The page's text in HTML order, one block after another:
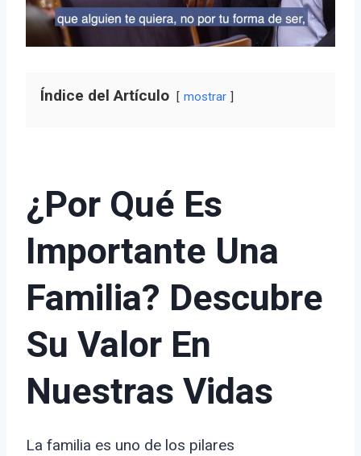
Índice del Artículo mostrar
¿Por Qué Es
Importante Una
Familia? Descubre
Su Valor En
Nuestras Vidas
La familia es uno de los pilares